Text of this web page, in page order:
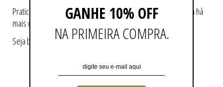
Praticidade e modernidade fazem parte da essência da marca há
mais de 60 anos.
Seja bem-vindo a loja oficial Pierre Cardin no Brasil.
GANHE 10% OFF
NA PRIMEIRA COMPRA.